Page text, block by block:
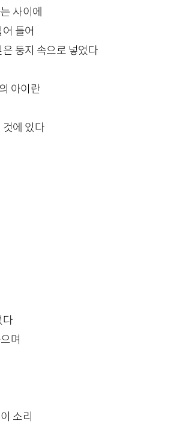
사이에
들어
둥지 속으로 넣었다
아이란
것에 있다
다
며
소리